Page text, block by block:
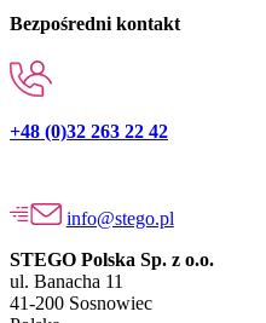
Bezpośredni kontakt
+48 (0)32 263 22 42
info@stego.pl
STEGO Polska Sp. z o.o.
ul. Banacha 11
41-200 Sosnowiec